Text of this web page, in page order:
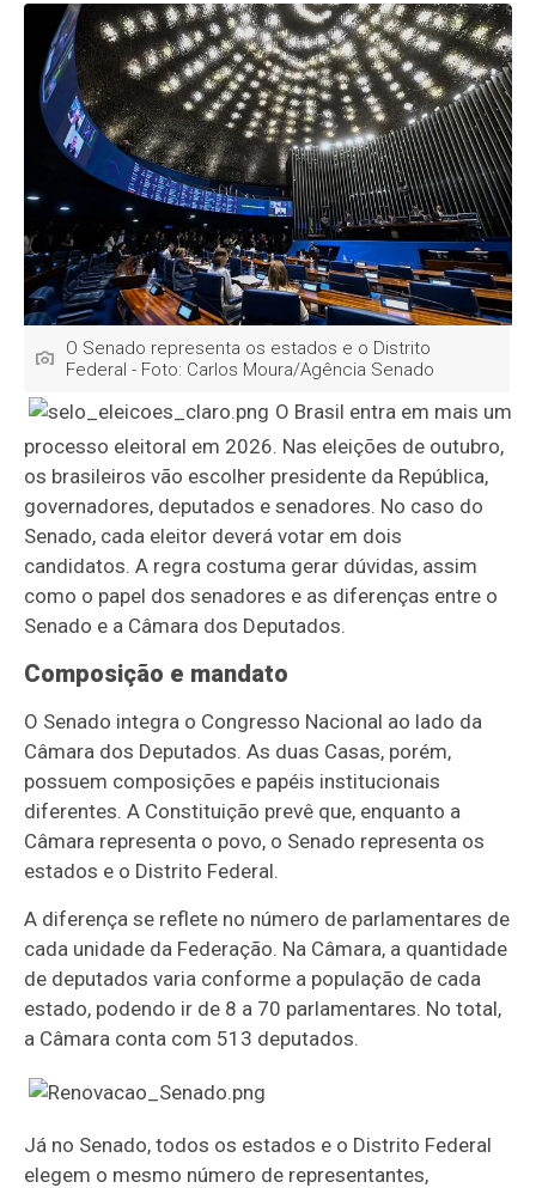
O Senado representa os estados e o Distrito
Federal - Foto: Carlos Moura/Agência Senado
O Brasil entra em mais um
processo eleitoral em 2026. Nas eleições de outubro,
os brasileiros vão escolher presidente da República,
governadores, deputados e senadores. No caso do
Senado, cada eleitor deverá votar em dois
candidatos. A regra costuma gerar dúvidas, assim
como o papel dos senadores e as diferenças entre o
Senado e a Câmara dos Deputados.
Composição e mandato
O Senado integra o Congresso Nacional ao lado da
Câmara dos Deputados. As duas Casas, porém,
possuem composições e papéis institucionais
diferentes. A Constituição prevê que, enquanto a
Câmara representa o povo, o Senado representa os
estados e o Distrito Federal.
A diferença se reflete no número de parlamentares de
cada unidade da Federação. Na Câmara, a quantidade
de deputados varia conforme a população de cada
estado, podendo ir de 8 a 70 parlamentares. No total,
a Câmara conta com 513 deputados.
Já no Senado, todos os estados e o Distrito Federal
elegem o mesmo número de representantes,